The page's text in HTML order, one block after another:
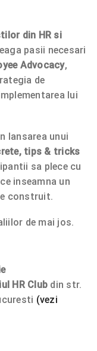
din HR si
pasii necesari
Advocacy,
de
lui
lansarea unui
tips & tricks
sa plece cu
inseamna un
construit.
de mai jos.
HR Club din str.
(vezi